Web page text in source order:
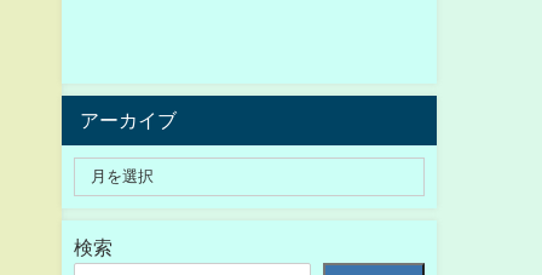
アーカイブ
検索